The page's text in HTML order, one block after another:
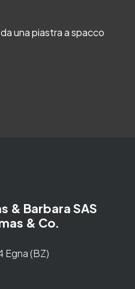
una piastra a spacco
& Barbara SAS
& Co.
Egna (BZ)